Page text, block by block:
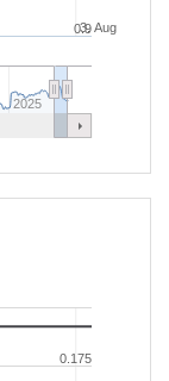
3. Aug
2025
0.9
0.175